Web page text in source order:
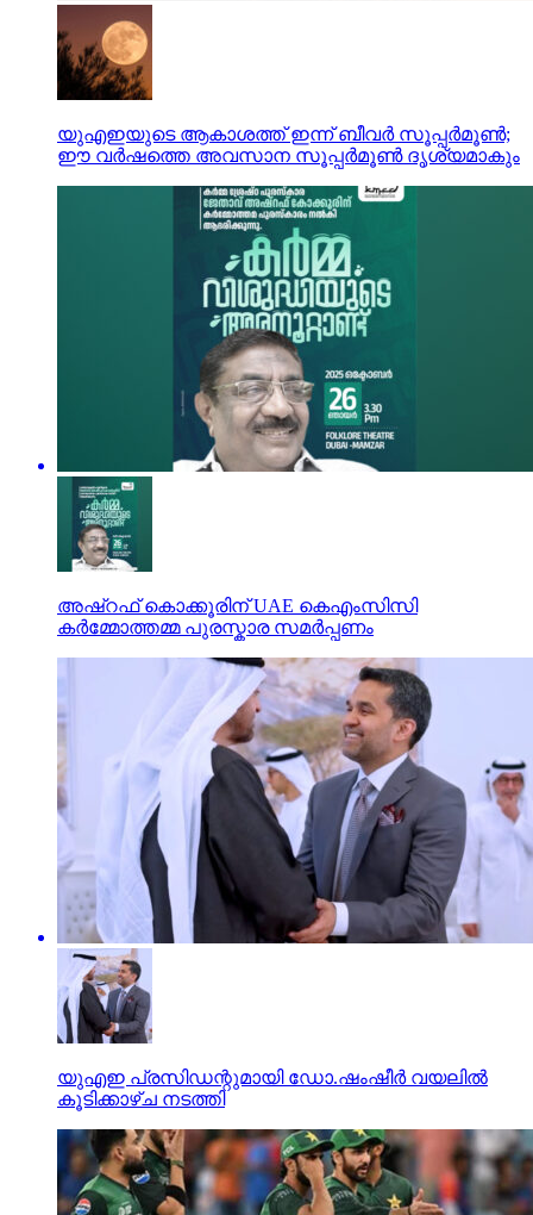
യുഎഇയുടെ ആകാശത്ത് ഇന്ന് ബീവര്‍ സൂപ്പര്‍മൂണ്‍;
ഈ വര്‍ഷത്തെ അവസാന സൂപ്പര്‍മൂണ്‍ ദൃശ്യമാകും
അഷ്‌റഫ് കൊക്കൂരിന് UAE കെഎംസിസി
കർമ്മോത്തമ്മ പുരസ്കാര സമർപ്പണം
യുഎഇ പ്രസിഡന്റുമായി ഡോ.ഷംഷീർ വയലിൽ
കൂടിക്കാഴ്ച നടത്തി